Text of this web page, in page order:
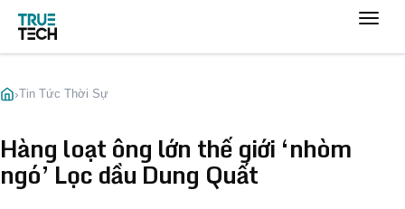
›Tin Tức Thời Sự
Hàng loạt ông lớn thế giới ‘nhòm
ngó’ Lọc dầu Dung Quất